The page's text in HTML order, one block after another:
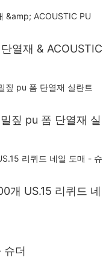
열재 & ACOUSTIC
짚 pu 폼 단열재 실
개 US.15 리퀴드 네
슈더